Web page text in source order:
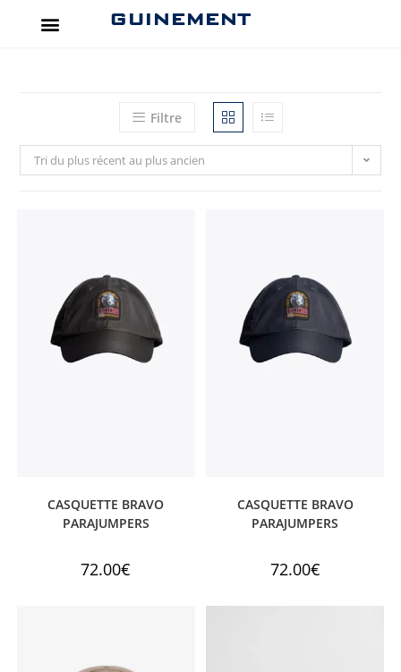
GUINEMENT
Filtre
Tri du plus récent au plus ancien
CASQUETTE BRAVO
PARAJUMPERS
72.00€
CASQUETTE BRAVO
PARAJUMPERS
72.00€